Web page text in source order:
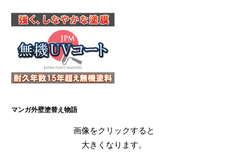
マンガ外壁塗替え物語
画像をクリックすると
大きくなります。